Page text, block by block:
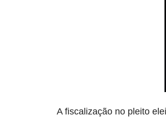
A fiscalização no pleito